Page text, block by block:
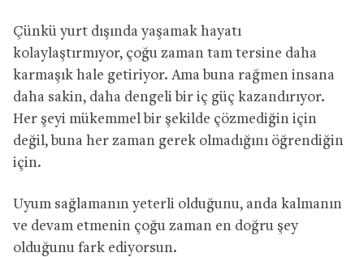
Çünkü yurt dışında yaşamak hayatı
kolaylaştırmıyor, çoğu zaman tam tersine daha
karmaşık hale getiriyor. Ama buna rağmen insana
daha sakin, daha dengeli bir iç güç kazandırıyor.
Her şeyi mükemmel bir şekilde çözmediğin için
değil, buna her zaman gerek olmadığını öğrendiğin
için.
Uyum sağlamanın yeterli olduğunu, anda kalmanın
ve devam etmenin çoğu zaman en doğru şey
olduğunu fark ediyorsun.